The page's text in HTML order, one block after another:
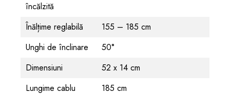
încălzită
Înălțime reglabilă
155 – 185 cm
Unghi de înclinare
50°
Dimensiuni
52 x 14 cm
Lungime cablu
185 cm